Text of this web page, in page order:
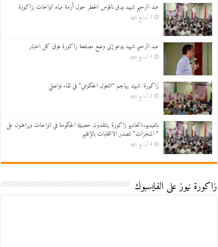
عبد الرحيم شهيد يدق ناقوس الخطر حول أزمة مياه الواحات بزاكورة
3 أسابيع ago
عبد الرحيم شهيد يدعو إلى وضع مصلحة زاكورة فوق كل اعتبار
3 أسابيع ago
زاكورة: شهيد يهاجم “التغول الحكومي” في لقاء تواصلي
3 أسابيع ago
بالفيديو..اتحاديو زاكورة ينتقدون حصيلة الحكومة في الواحات ويراهنون على
” المنجزات” لتصدر الانتخابات بالإقليم
4 أسابيع ago
زاكورة نيوز على الفايسبوك